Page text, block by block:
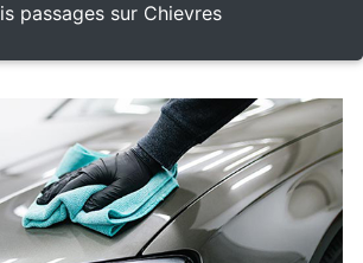
passages sur Chievres